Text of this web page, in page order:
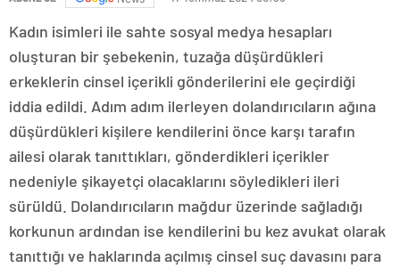
Kadın isimleri ile sahte sosyal medya hesapları
oluşturan bir şebekenin, tuzağa düşürdükleri
erkeklerin cinsel içerikli gönderilerini ele geçirdiği
iddia edildi. Adım adım ilerleyen dolandırıcıların ağına
düşürdükleri kişilere kendilerini önce karşı tarafın
ailesi olarak tanıttıkları, gönderdikleri içerikler
nedeniyle şikayetçi olacaklarını söyledikleri ileri
sürüldü. Dolandırıcıların mağdur üzerinde sağladığı
korkunun ardından ise kendilerini bu kez avukat olarak
tanıttığı ve haklarında açılmış cinsel suç davasını para